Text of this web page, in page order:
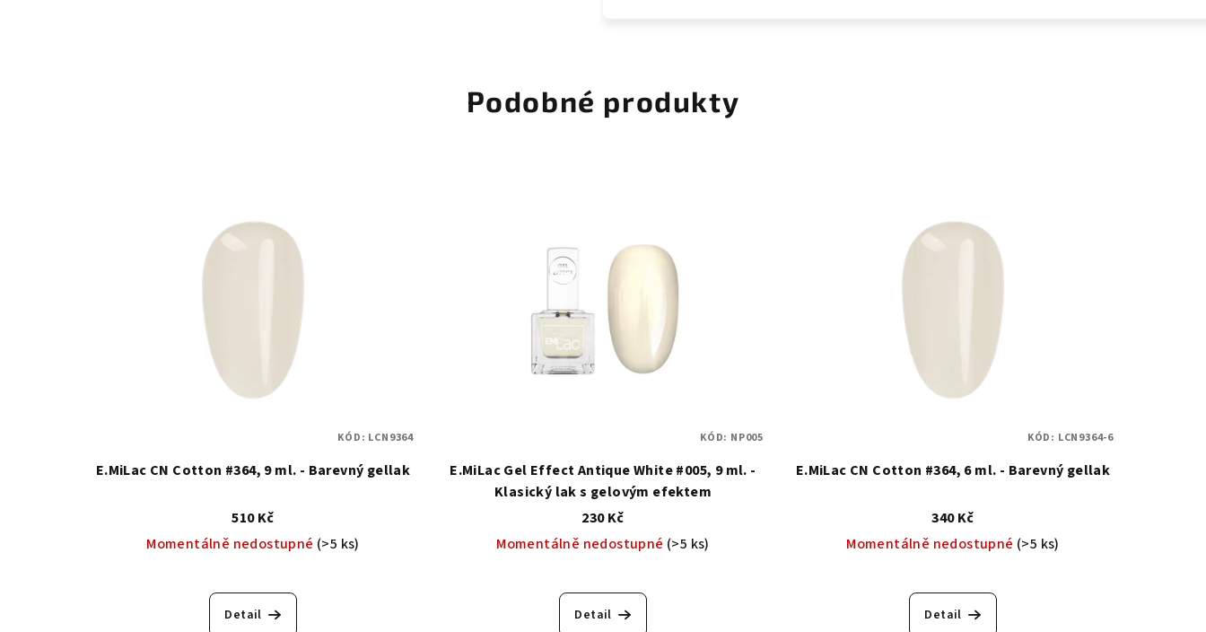
Podobné produkty
E.MiLac CN Cotton #364, 9 ml. - Barevný gellak
510 Kč
Momentálně nedostupné (>5 ks)
Detail
KÓD: LCN9364
E.MiLac Gel Effect Antique White #005, 9 ml. -
Klasický lak s gelovým efektem
230 Kč
Momentálně nedostupné (>5 ks)
Detail
KÓD: NP005
E.MiLac CN Cotton #364, 6 ml. - Barevný gellak
340 Kč
Momentálně nedostupné (>5 ks)
Detail
KÓD: LCN9364-6